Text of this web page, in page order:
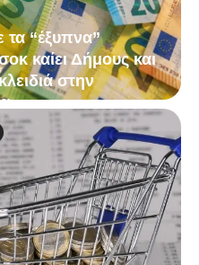
τα “έξυπνα”
καίει Δήμους και
στην